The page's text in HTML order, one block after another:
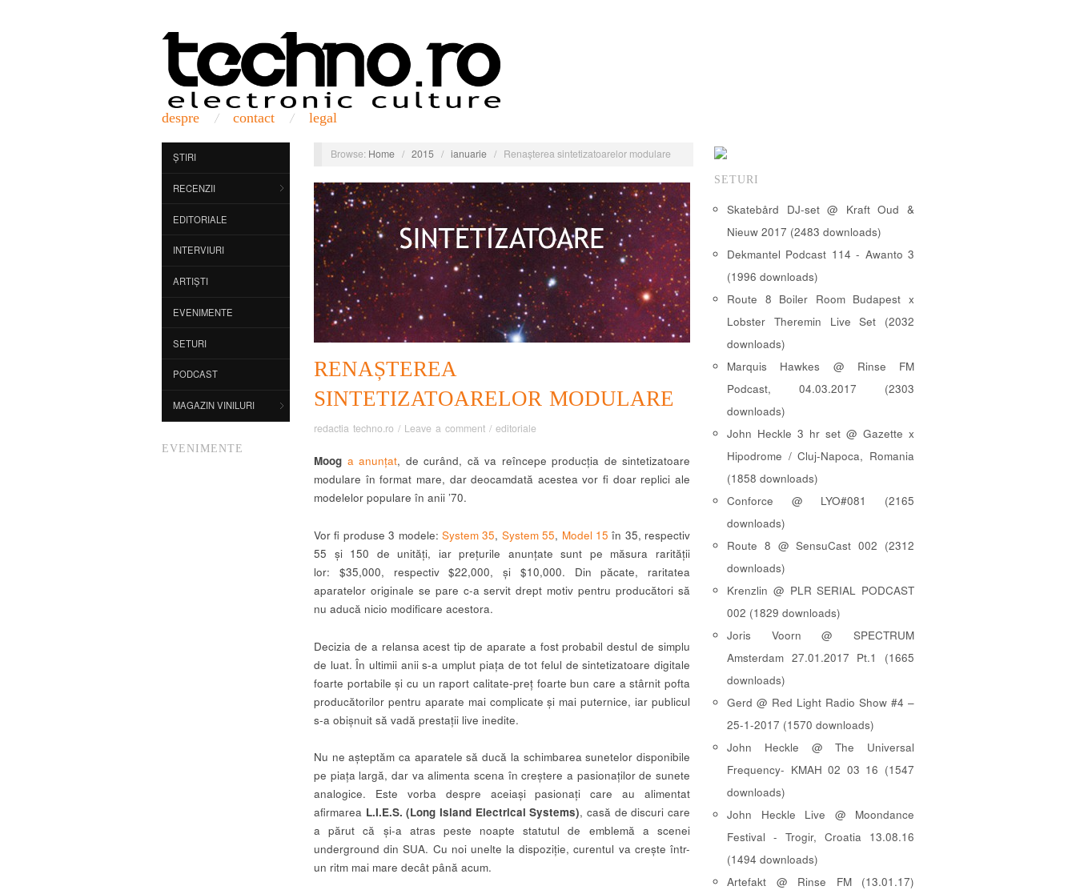
despre contact legal
ȘTIRI
RECENZII
EDITORIALE
INTERVIURI
ARTIȘTI
EVENIMENTE
SETURI
PODCAST
MAGAZIN VINILURI
EVENIMENTE
Browse: Home / 2015 / ianuarie / Renașterea sintetizatoarelor modulare
RENAȘTEREA
SINTETIZATOARELOR MODULARE
redactia techno.ro / Leave a comment / editoriale
Moog a anunțat, de curând, că va reîncepe producția de sintetizatoare
modulare în format mare, dar deocamdată acestea vor fi doar replici ale
modelelor populare în anii ’70.
Vor fi produse 3 modele: System 35, System 55, Model 15 în 35, respectiv
55 și 150 de unități, iar prețurile anunțate sunt pe măsura rarității
lor: $35,000, respectiv $22,000, și $10,000. Din păcate, raritatea
aparatelor originale se pare c-a servit drept motiv pentru producători să
nu aducă nicio modificare acestora.
Decizia de a relansa acest tip de aparate a fost probabil destul de simplu
de luat. În ultimii anii s-a umplut piața de tot felul de sintetizatoare digitale
foarte portabile și cu un raport calitate-preț foarte bun care a stârnit pofta
producătorilor pentru aparate mai complicate și mai puternice, iar publicul
s-a obișnuit să vadă prestații live inedite.
Nu ne așteptăm ca aparatele să ducă la schimbarea sunetelor disponibile
pe piața largă, dar va alimenta scena în creștere a pasionaților de sunete
analogice. Este vorba despre aceiași pasionați care au alimentat
afirmarea L.I.E.S. (Long Island Electrical Systems), casă de discuri care
a părut că și-a atras peste noapte statutul de emblemă a scenei
underground din SUA. Cu noi unelte la dispoziție, curentul va crește într-
un ritm mai mare decât până acum.
SETURI
Skatebård DJ-set @ Kraft Oud &
Nieuw 2017 (2483 downloads)
Dekmantel Podcast 114 - Awanto 3
(1996 downloads)
Route 8 Boiler Room Budapest x
Lobster Theremin Live Set (2032
downloads)
Marquis Hawkes @ Rinse FM
Podcast, 04.03.2017 (2303
downloads)
John Heckle 3 hr set @ Gazette x
Hipodrome / Cluj-Napoca, Romania
(1858 downloads)
Conforce @ LYO#081 (2165
downloads)
Route 8 @ SensuCast 002 (2312
downloads)
Krenzlin @ PLR SERIAL PODCAST
002 (1829 downloads)
Joris Voorn @ SPECTRUM
Amsterdam 27.01.2017 Pt.1 (1665
downloads)
Gerd @ Red Light Radio Show #4 –
25-1-2017 (1570 downloads)
John Heckle @ The Universal
Frequency- KMAH 02 03 16 (1547
downloads)
John Heckle Live @ Moondance
Festival - Trogir, Croatia 13.08.16
(1494 downloads)
Artefakt @ Rinse FM (13.01.17)